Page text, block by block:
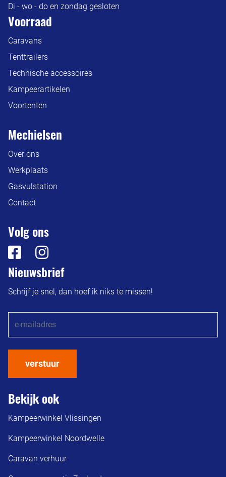
Di - wo - do en zondag gesloten
Voorraad
Caravans
Tenttrailers
Technische accessoires
Kampeerartikelen
Voortenten
Mechielsen
Over ons
Werkplaats
Gasvulstation
Contact
Volg ons
Nieuwsbrief
Schrijf je snel, dan hoef ik niks te missen!
verstuur
Bekijk ook
Kampeerwinkel Vlissingen
Kampeerwinkel Noordwelle
Caravan verhuur